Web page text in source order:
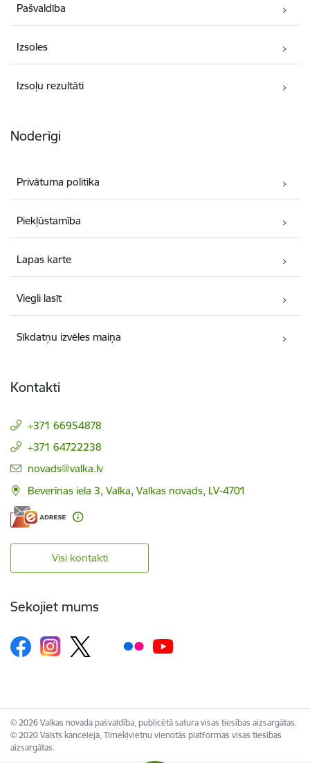
Pašvaldība
Izsoles
Izsoļu rezultāti
Noderīgi
Privātuma politika
Piekļūstamība
Lapas karte
Viegli lasīt
Sīkdatņu izvēles maiņa
Kontakti
+371 66954878
+371 64722238
E-pasts:
novads@valka.lv
Beverīnas iela 3, Valka, Valkas novads, LV-4701
Visi kontakti
Sekojiet mums
© 2026 Valkas novada pašvaldība, publicētā satura visas tiesības aizsargātas.
© 2020 Valsts kanceleja, Tīmekļvietņu vienotās platformas visas tiesības
aizsargātas.